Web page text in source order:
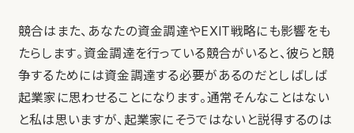
競合はまた、あなたの資金調達やEXIT戦略にも影響をも
たらします。資金調達を行っている競合がいると、彼らと競
争するためには資金調達する必要があるのだとしばしば
起業家に思わせることになります。通常そんなことはない
と私は思いますが、起業家にそうではないと説得するのは